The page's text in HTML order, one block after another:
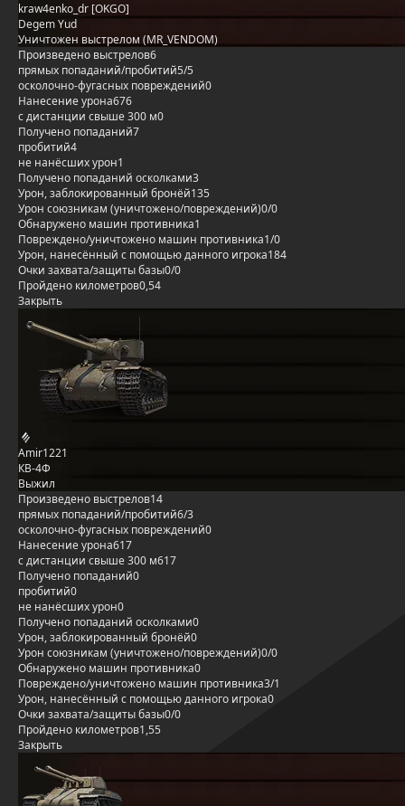
kraw4enko_dr [OKGO]
Degem Yud
Уничтожен выстрелом (MR_VENDOM)
Произведено выстрелов6
прямых попаданий/пробитий5/5
осколочно-фугасных повреждений0
Нанесение урона676
с дистанции свыше 300 м0
Получено попаданий7
пробитий4
не нанёсших урон1
Получено попаданий осколками3
Урон, заблокированный бронёй135
Урон союзникам (уничтожено/повреждений)0/0
Обнаружено машин противника1
Повреждено/уничтожено машин противника1/0
Урон, нанесённый с помощью данного игрока184
Очки захвата/защиты базы0/0
Пройдено километров0,54
Закрыть
Amir1221
КВ-4Ф
Выжил
Произведено выстрелов14
прямых попаданий/пробитий6/3
осколочно-фугасных повреждений0
Нанесение урона617
с дистанции свыше 300 м617
Получено попаданий0
пробитий0
не нанёсших урон0
Получено попаданий осколками0
Урон, заблокированный бронёй0
Урон союзникам (уничтожено/повреждений)0/0
Обнаружено машин противника0
Повреждено/уничтожено машин противника3/1
Урон, нанесённый с помощью данного игрока0
Очки захвата/защиты базы0/0
Пройдено километров1,55
Закрыть